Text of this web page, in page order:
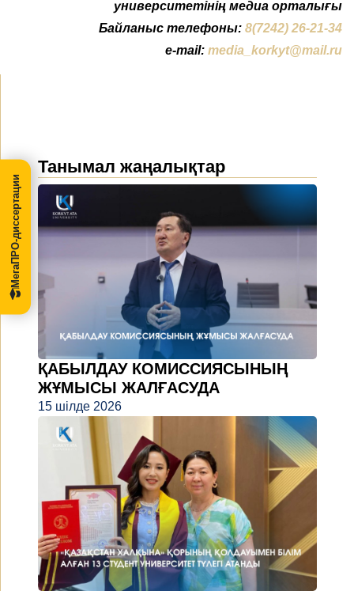
университетінің медиа орталығы
Байланыс телефоны: 8(7242) 26-21-34
e-mail: media_korkyt@mail.ru
Танымал жаңалықтар
ҚАБЫЛДАУ КОМИССИЯСЫНЫҢ
ЖҰМЫСЫ ЖАЛҒАСУДА
15 шілде 2026
МегаПРО-диссертации